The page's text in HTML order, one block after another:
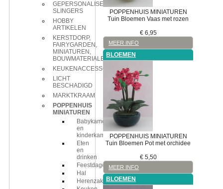
GEPERSONALISEERDE
SLINGERS
HOBBY
ARTIKELEN
KERSTDORP,
FAIRYGARDEN,
MINIATUREN,
BOUWMATERIALEN
KEUKENACCESSOIRES
LICHT
BESCHADIGD
MARKTKRAAM
POPPENHUIS
MINIATUREN
Babykamer
en
kinderkamer
Eten
en
drinken
Feestdagen
Hal
Herenzaken
POPPENHUIS MINIATUREN
Tuin Bloemen Vaas met rozen
€ 6,95
MEER INFO
BLOEMEN
POPPENHUIS MINIATUREN
Tuin Bloemen Pot met orchidee
€ 5,50
MEER INFO
BLOEMEN